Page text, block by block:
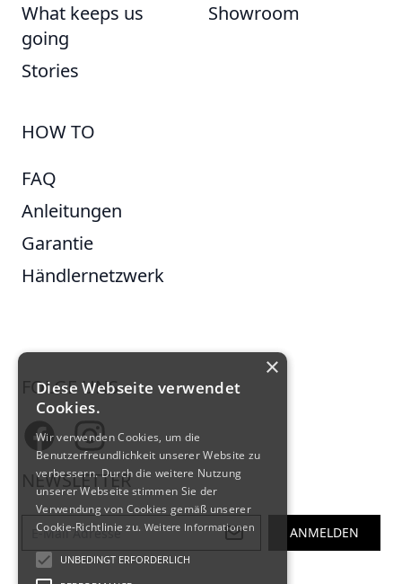
What keeps us
going
Stories
Showroom
HOW TO
FAQ
Anleitungen
Garantie
Händlernetzwerk
FOLGE UNS
FacebookInstagram
NEWSLETTER
E-Mail-Adresse ANMELDEN
×
Diese Webseite verwendet
Cookies.
Wir verwenden Cookies, um die
Benutzerfreundlichkeit unserer Website zu
verbessern. Durch die weitere Nutzung
unserer Webseite stimmen Sie der
Verwendung von Cookies gemäß unserer
Cookie-Richtlinie zu. Weitere Informationen
UNBEDINGT ERFORDERLICH